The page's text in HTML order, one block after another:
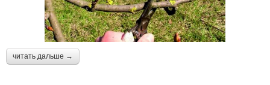
читать дальше →